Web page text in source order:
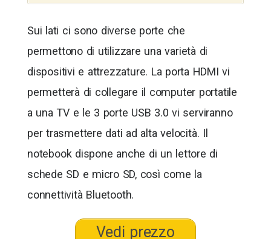
Sui lati ci sono diverse porte che
permettono di utilizzare una varietà di
dispositivi e attrezzature. La porta HDMI vi
permetterà di collegare il computer portatile
a una TV e le 3 porte USB 3.0 vi serviranno
per trasmettere dati ad alta velocità. Il
notebook dispone anche di un lettore di
schede SD e micro SD, così come la
connettività Bluetooth.
Vedi prezzo